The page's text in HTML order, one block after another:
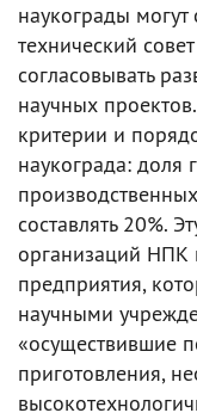
наукограды
технический
согласовывать
научных
критерии и
наукограда: доля
составлять 20%.
организаций
предприятия,
научными
«осуществившие
приготовления,